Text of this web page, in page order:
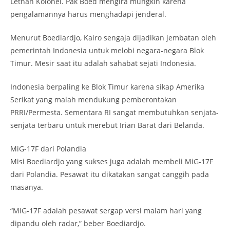
pengalamannya harus menghadapi jenderal.
Menurut Boediardjo, Kairo sengaja dijadikan jembatan oleh
pemerintah Indonesia untuk melobi negara-negara Blok
Timur. Mesir saat itu adalah sahabat sejati Indonesia.
Indonesia berpaling ke Blok Timur karena sikap Amerika
Serikat yang malah mendukung pemberontakan
PRRI/Permesta. Sementara RI sangat membutuhkan senjata-
senjata terbaru untuk merebut Irian Barat dari Belanda.
MiG-17F dari Polandia
Misi Boediardjo yang sukses juga adalah membeli MiG-17F
dari Polandia. Pesawat itu dikatakan sangat canggih pada
masanya.
“MiG-17F adalah pesawat sergap versi malam hari yang
dipandu oleh radar,” beber Boediardjo.